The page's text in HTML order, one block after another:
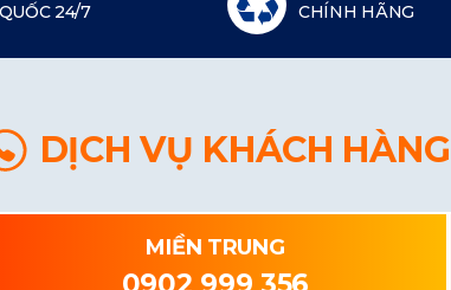
24/7
CHÍNH HÃNG
DỊCH VỤ KHÁCH HÀNG
MIỀN TRUNG